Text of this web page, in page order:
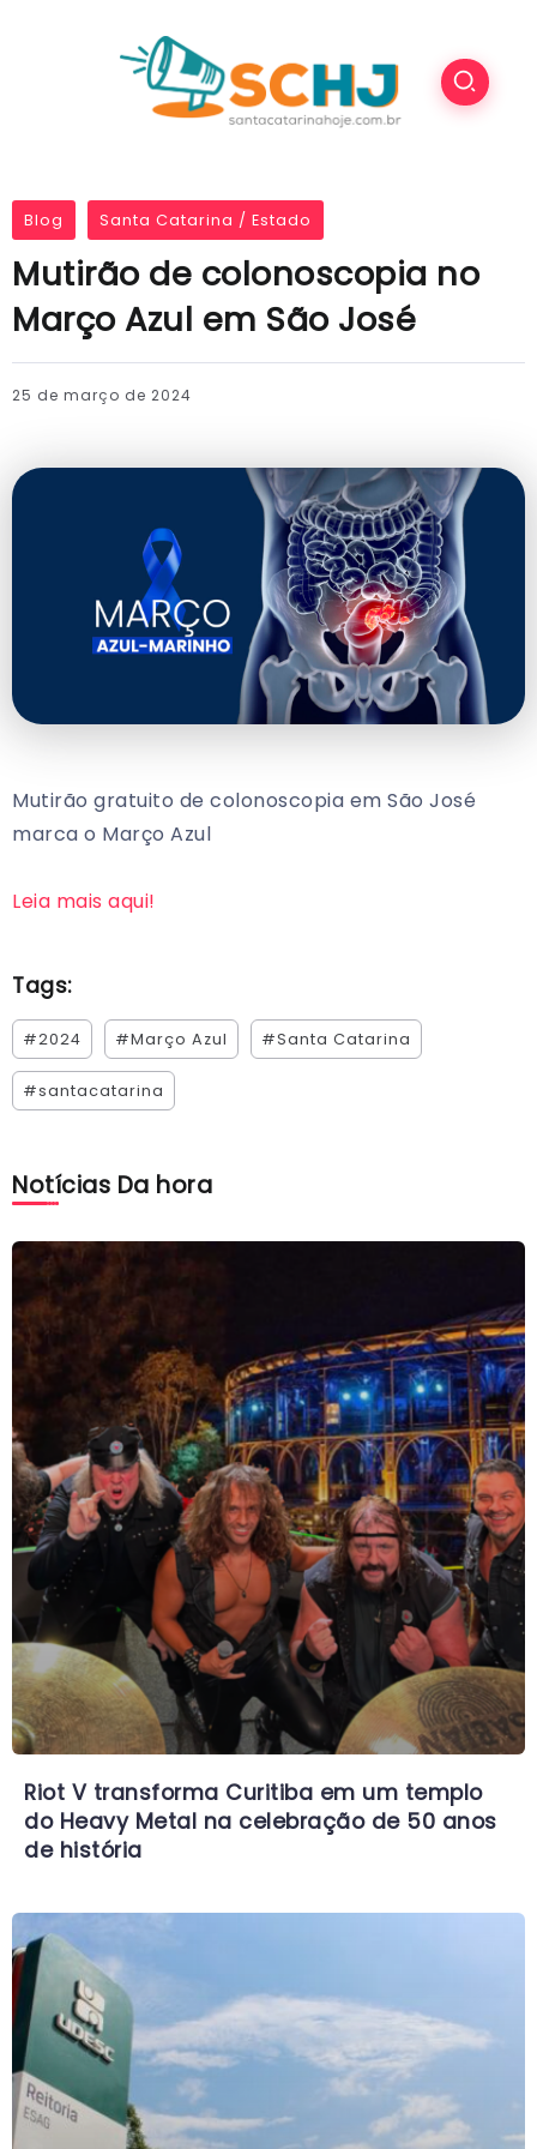
Blog Santa Catarina / Estado
Mutirão de colonoscopia no
Março Azul em São José
25 de março de 2024
Mutirão gratuito de colonoscopia em São José
marca o Março Azul
Leia mais aqui!
Tags:
#2024 #Março Azul #Santa Catarina
#santacatarina
Notícias Da hora
Riot V transforma Curitiba em um templo
do Heavy Metal na celebração de 50 anos
de história